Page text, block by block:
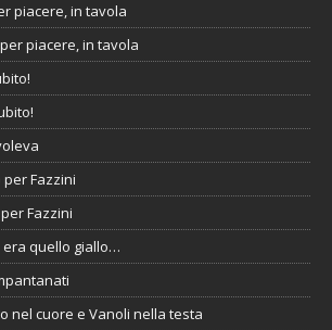
piacere, in tavola
piacere, in tavola
Fazzini
Fazzini
era quello giallo…
nel cuore e Vanoli nella testa